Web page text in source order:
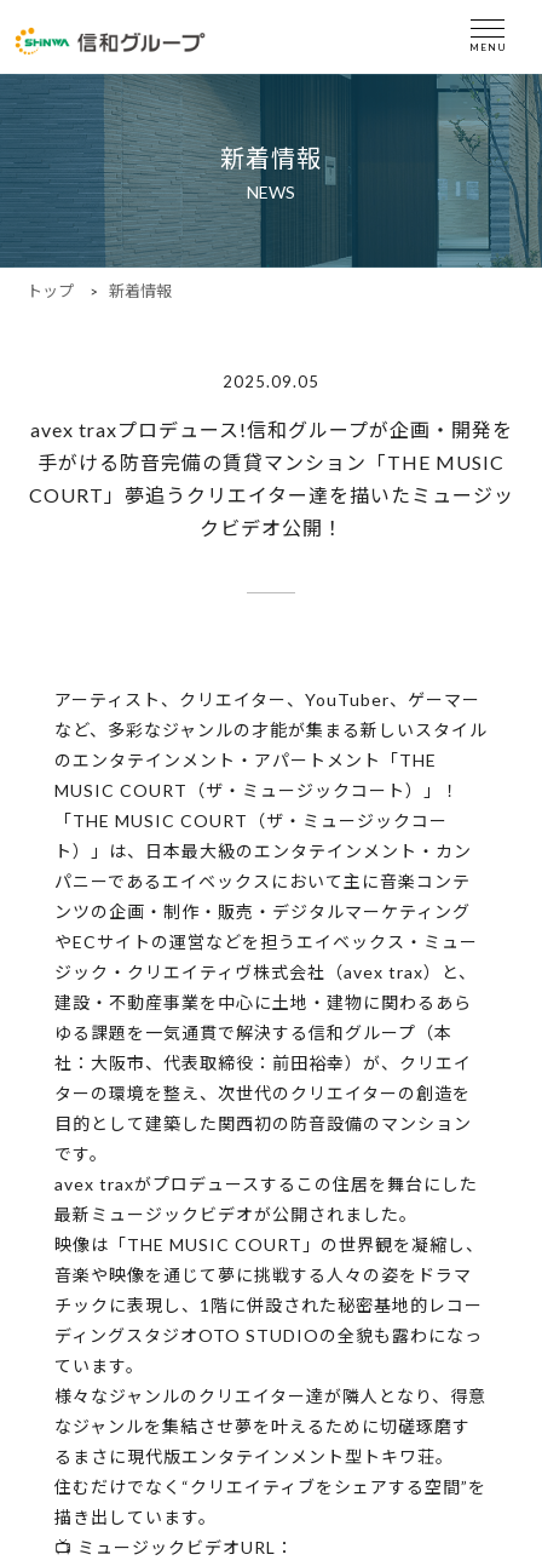
新着情報
NEWS
トップ 新着情報
2025.09.05
avex traxプロデュース!信和グループが企画・開発を
手がける防音完備の賃貸マンション「THE MUSIC
COURT」夢追うクリエイター達を描いたミュージッ
クビデオ公開！
アーティスト、クリエイター、YouTuber、ゲーマー
など、多彩なジャンルの才能が集まる新しいスタイル
のエンタテインメント・アパートメント「THE
MUSIC COURT（ザ・ミュージックコート）」！
「THE MUSIC COURT（ザ・ミュージックコー
ト）」は、日本最大級のエンタテインメント・カン
パニーであるエイベックスにおいて主に音楽コンテ
ンツの企画・制作・販売・デジタルマーケティング
やECサイトの運営などを担うエイベックス・ミュー
ジック・クリエイティヴ株式会社（avex trax）と、
建設・不動産事業を中心に土地・建物に関わるあら
ゆる課題を一気通貫で解決する信和グループ（本
社：大阪市、代表取締役：前田裕幸）が、クリエイ
ターの環境を整え、次世代のクリエイターの創造を
目的として建築した関西初の防音設備のマンション
です。
avex traxがプロデュースするこの住居を舞台にした
最新ミュージックビデオが公開されました。
映像は「THE MUSIC COURT」の世界観を凝縮し、
音楽や映像を通じて夢に挑戦する人々の姿をドラマ
チックに表現し、1階に併設された秘密基地的レコー
ディングスタジオOTO STUDIOの全貌も露わになっ
ています。
様々なジャンルのクリエイター達が隣人となり、得意
なジャンルを集結させ夢を叶えるために切磋琢磨す
るまさに現代版エンタテインメント型トキワ荘。
住むだけでなく“クリエイティブをシェアする空間”を
描き出しています。
📺 ミュージックビデオURL：